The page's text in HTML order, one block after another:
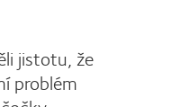
jistotu, že
problém